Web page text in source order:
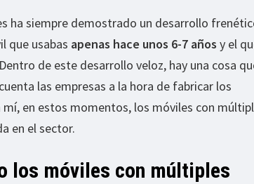
ha siempre demostrado un desarrollo
que usabas apenas hace unos 6-7 años y el
Dentro de este desarrollo veloz, hay una cosa
las empresas a la hora de fabricar los
en estos momentos, los móviles con
en el sector.
los móviles con múltiples